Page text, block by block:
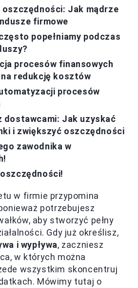
oszczędności: Jak mądrze
firmowe
popełniamy podczas
procesów finansowych
redukcję kosztów
procesów
dostawcami: Jak uzyskać
i zwiększyć oszczędności
zawodnika w
w firmie przypomina
potrzebujesz
aby stworzyć pełny
Gdy już określisz,
i wypływa, zaczniesz
w których można
wszystkim skoncentruj
Mówimy tutaj o